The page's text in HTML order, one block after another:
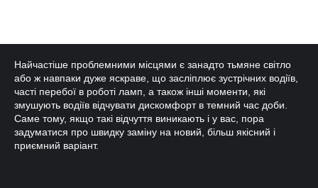
Найчастіше проблемними місцями є занадто тьмяне світло
або ж навпаки дуже яскраве, що засліплює зустрічних водіїв,
часті перебої в роботі ламп, а також інші моменти, які
змушують водіїв відчувати дискомфорт в темний час доби.
Саме тому, якщо такі відчуття виникають і у вас, пора
задуматися про швидку заміну на новий, більш якісний і
приємний варіант.